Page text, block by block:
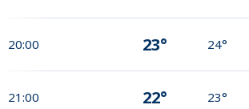
20:00 23° 24°
21:00 22° 23°